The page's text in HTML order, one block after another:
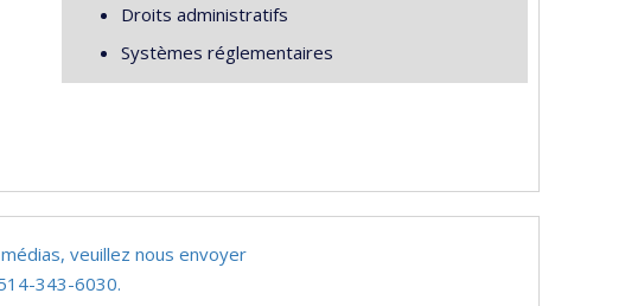
Droits administratifs
Systèmes réglementaires
veuillez nous envoyer
343-6030.